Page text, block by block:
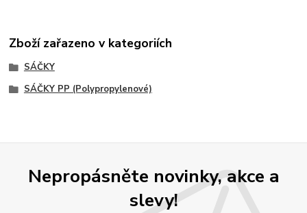
Zboží zařazeno v kategoriích
SÁČKY
SÁČKY PP (Polypropylenové)
Nepropásněte novinky, akce a
slevy!